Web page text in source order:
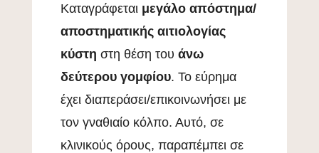
Καταγράφεται μεγάλο απόστημα/
αποστηματικής αιτιολογίας
κύστη στη θέση του άνω
δεύτερου γομφίου. Το εύρημα
έχει διαπεράσει/επικοινωνήσει με
τον γναθιαίο κόλπο. Αυτό, σε
κλινικούς όρους, παραπέμπει σε